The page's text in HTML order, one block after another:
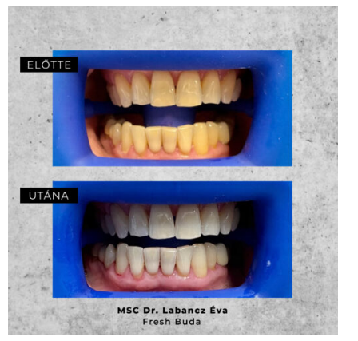
Rendelői fogfehérítés – MSC Dr. Labancz Éva
ZOOM 2LIKES